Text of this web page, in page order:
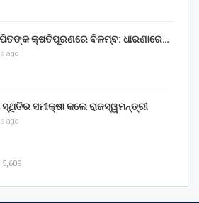
କ୍ଷତିପୂରଣରେ ବିଳମ୍ବ: ଧାରଣାରେ…
ago
ସ୍ଥିତିର ସମୀକ୍ଷା କଲେ ରାଜସ୍ୱମନ୍ତ୍ରୀ
ago
5,609